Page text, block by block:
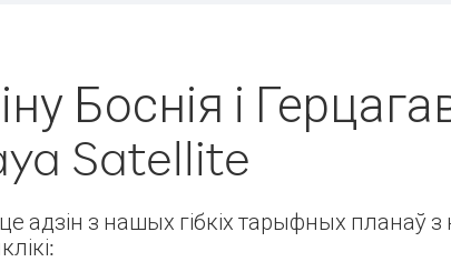
Боснія і
Satellite
з нашых гібкіх тарыфных планаў з